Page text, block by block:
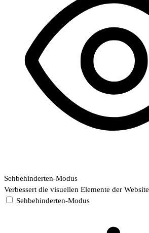
Sehbehinderten-Modus
Verbessert die visuellen Elemente der Website
Sehbehinderten-Modus